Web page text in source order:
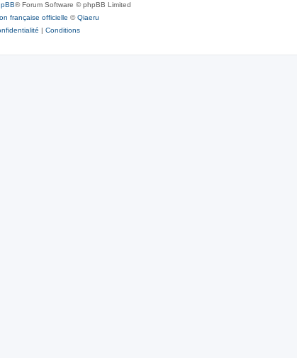
® Forum Software © phpBB Limited
française officielle ©Qiaeru
| Conditions